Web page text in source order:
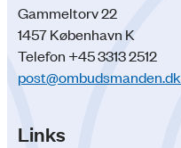
Gammeltorv 22
1457 København K
Telefon +45 3313 2512
post@ombudsmanden.dk
Links